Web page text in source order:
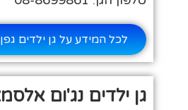
לכל המידע על גן ילדים גפן
גן ילדים נג'ום